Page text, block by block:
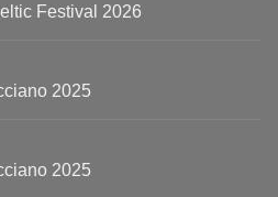
Festival 2026
2025
2025